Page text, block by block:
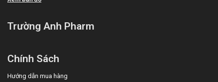
Trường Anh Pharm
Chính Sách
Hướng dẫn mua hàng